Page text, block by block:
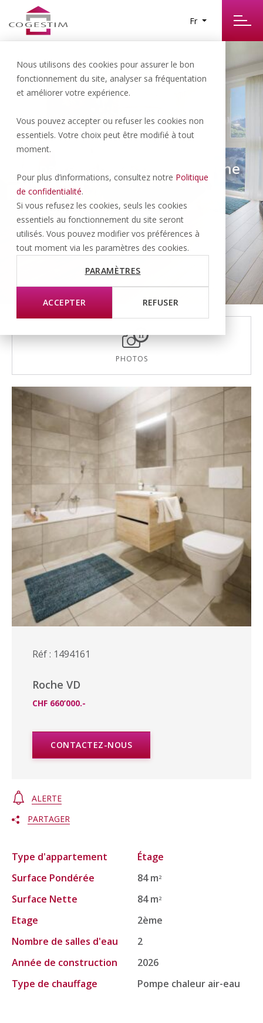
Nous utilisons des cookies pour assurer le bon
fonctionnement du site, analyser sa fréquentation
et améliorer votre expérience.
Vous pouvez accepter ou refuser les cookies non
essentiels. Votre choix peut être modifié à tout
moment.
Pour plus d’informations, consultez notre Politique
de confidentialité.
Si vous refusez les cookies, seuls les cookies
essentiels au fonctionnement du site seront
utilisés. Vous pouvez modifier vos préférences à
tout moment via les paramètres des cookies.
PARAMÈTRES
ACCEPTER REFUSER
Fr
Roche VD | 660’000.- CHF
Appartement 3.5 pièces à Roche
VD – Lot 11
84 M 3.5 P
11
PHOTOS
Réf : 1494161
Roche VD
CHF 660’000.-
CONTACTEZ-NOUS
ALERTE
PARTAGER
Type d'appartement
Étage
Surface Pondérée
84 m2
Surface Nette 84 m2
Etage
2ème
Nombre de salles d'eau
2
Année de construction
2026
Type de chauffage
Pompe chaleur air-eau